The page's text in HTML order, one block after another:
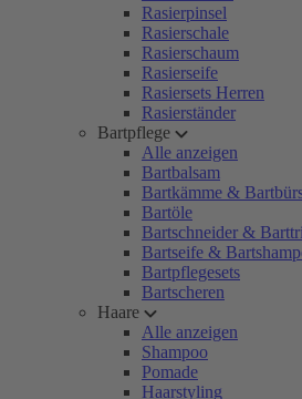
Rasierpinsel
Rasierschale
Rasierschaum
Rasierseife
Rasiersets Herren
Rasierständer
Bartpflege
Alle anzeigen
Bartbalsam
Bartkämme &
Bartöle
Bartschneider &
Bartseife &
Bartpflegesets
Bartscheren
Haare
Alle anzeigen
Shampoo
Pomade
Haarstyling